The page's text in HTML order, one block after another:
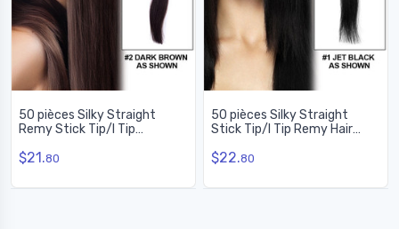
50 pièces Silky Straight
Remy Stick Tip/I Tip
naturel (#1B)
$21.80
50 pièces Silky Straight
Stick Tip/I Tip Remy Hair
$22.80